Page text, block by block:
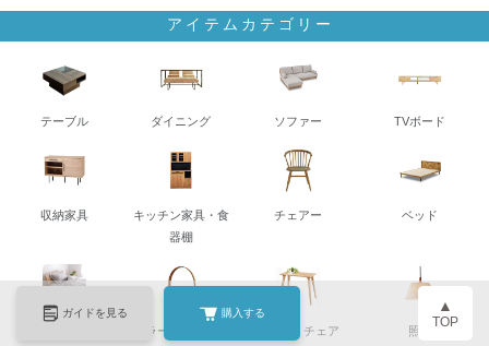
ガイドを見る 購入する ▲
TOP
アイテムカテゴリー
テーブル ダイニング ソファー TVボード
収納家具
キッチン家具・食
器棚
チェアー ベッド
ミラー・ドレッサ デスク・チェア 照明